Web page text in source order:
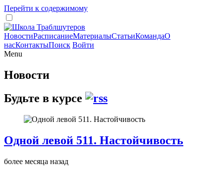
Перейти к содержимому
НовостиРасписаниеМатериалыСтатьиКомандаО
насКонтактыПоиск Войти
Menu
Новости
Будьте в курсе
Одной левой 511. Настойчивость
более месяца назад